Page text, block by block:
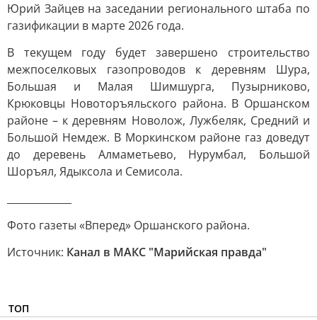
Юрий Зайцев на заседании регионального штаба по
газификации в марте 2026 года.
В текущем году будет завершено строительство
межпоселковых газопроводов к деревням Шура,
Большая и Малая Шимшурга, Пузырниково,
Крюковцы Новоторъяльского района. В Оршанском
районе – к деревням Новолож, Лужбеляк, Средний и
Большой Немдеж. В Моркинском районе газ доведут
до деревень Алмаметьево, Нурумбал, Большой
Шоръял, Ядыксола и Семисола.
Фото газеты «Вперед» Оршанского района.
Источник: Канал в МАКС "Марийская правда"
ТОП